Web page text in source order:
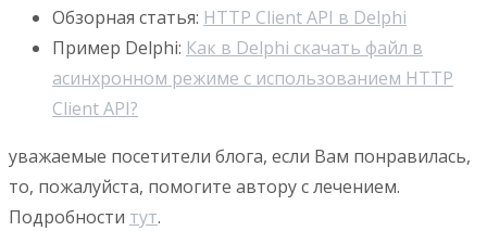
Обзорная статья: HTTP Client API в Delphi
Пример Delphi: Как в Delphi скачать файл в
асинхронном режиме с использованием HTTP
Client API?
уважаемые посетители блога, если Вам понравилась,
то, пожалуйста, помогите автору с лечением.
Подробности тут.